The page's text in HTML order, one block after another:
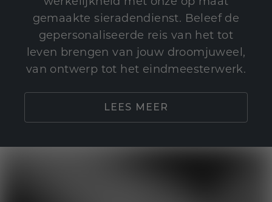
gemaakte sieradendienst. Beleef de
gepersonaliseerde reis van het tot
leven brengen van jouw droomjuweel,
van ontwerp tot het eindmeesterwerk.
LEES MEER